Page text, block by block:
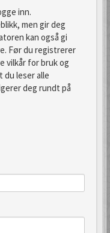
inn.
men gir deg
kan også gi
Før du registrerer
vilkår for bruk og
du leser alle
deg rundt på